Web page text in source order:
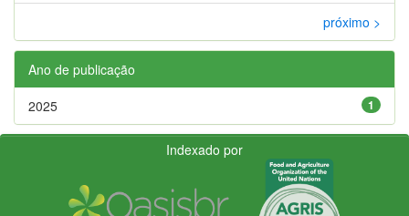
próximo >
Ano de publicação
1
2025
Indexado por